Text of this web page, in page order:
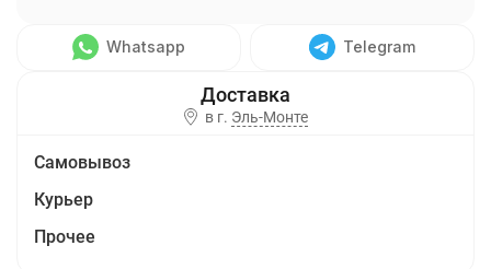
Whatsapp Telegram
в г. Эль-Монте
Самовывоз
Курьер
Прочее